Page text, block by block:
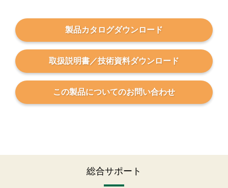
製品カタログダウンロード
取扱説明書／技術資料ダウンロード
この製品についてのお問い合わせ
総合サポート